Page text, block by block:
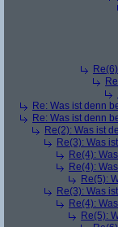
Re: Was ist denn
Re: Was ist denn
Re(2): Was ist
Re(3): Was
Re(4):
Re(4):
Re(5):
Re(3): Was
Re(4):
Re(5):